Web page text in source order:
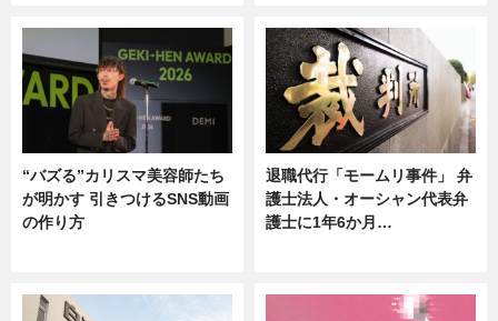
“バズる”カリスマ美容師たち
が明かす 引きつけるSNS動画
の作り方
退職代行「モームリ事件」 弁
護士法人・オーシャン代表弁
護士に1年6か月…